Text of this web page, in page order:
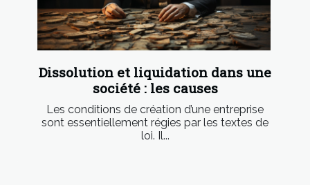
Dissolution et liquidation dans une
société : les causes
Les conditions de création d’une entreprise
sont essentiellement régies par les textes de
loi. Il...